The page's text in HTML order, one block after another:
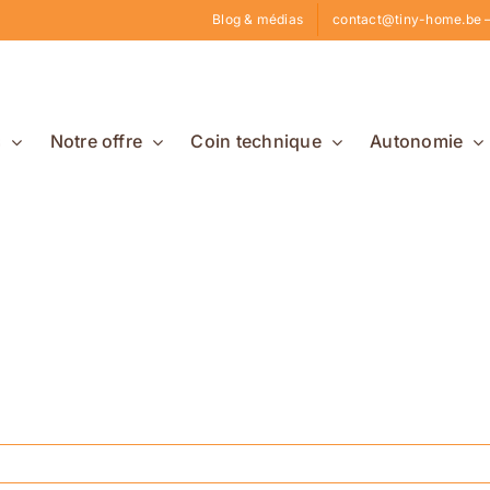
Blog & médias contact@tiny-home.be
Notre offre Coin technique Autonomie